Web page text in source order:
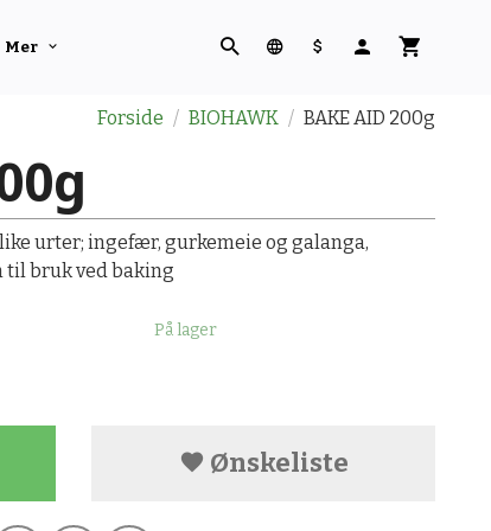
Mer
Forside BIOHAWK BAKE AID 200g
urter; ingefær, gurkemeie og galanga,
til bruk ved baking
På lager
Ønskeliste